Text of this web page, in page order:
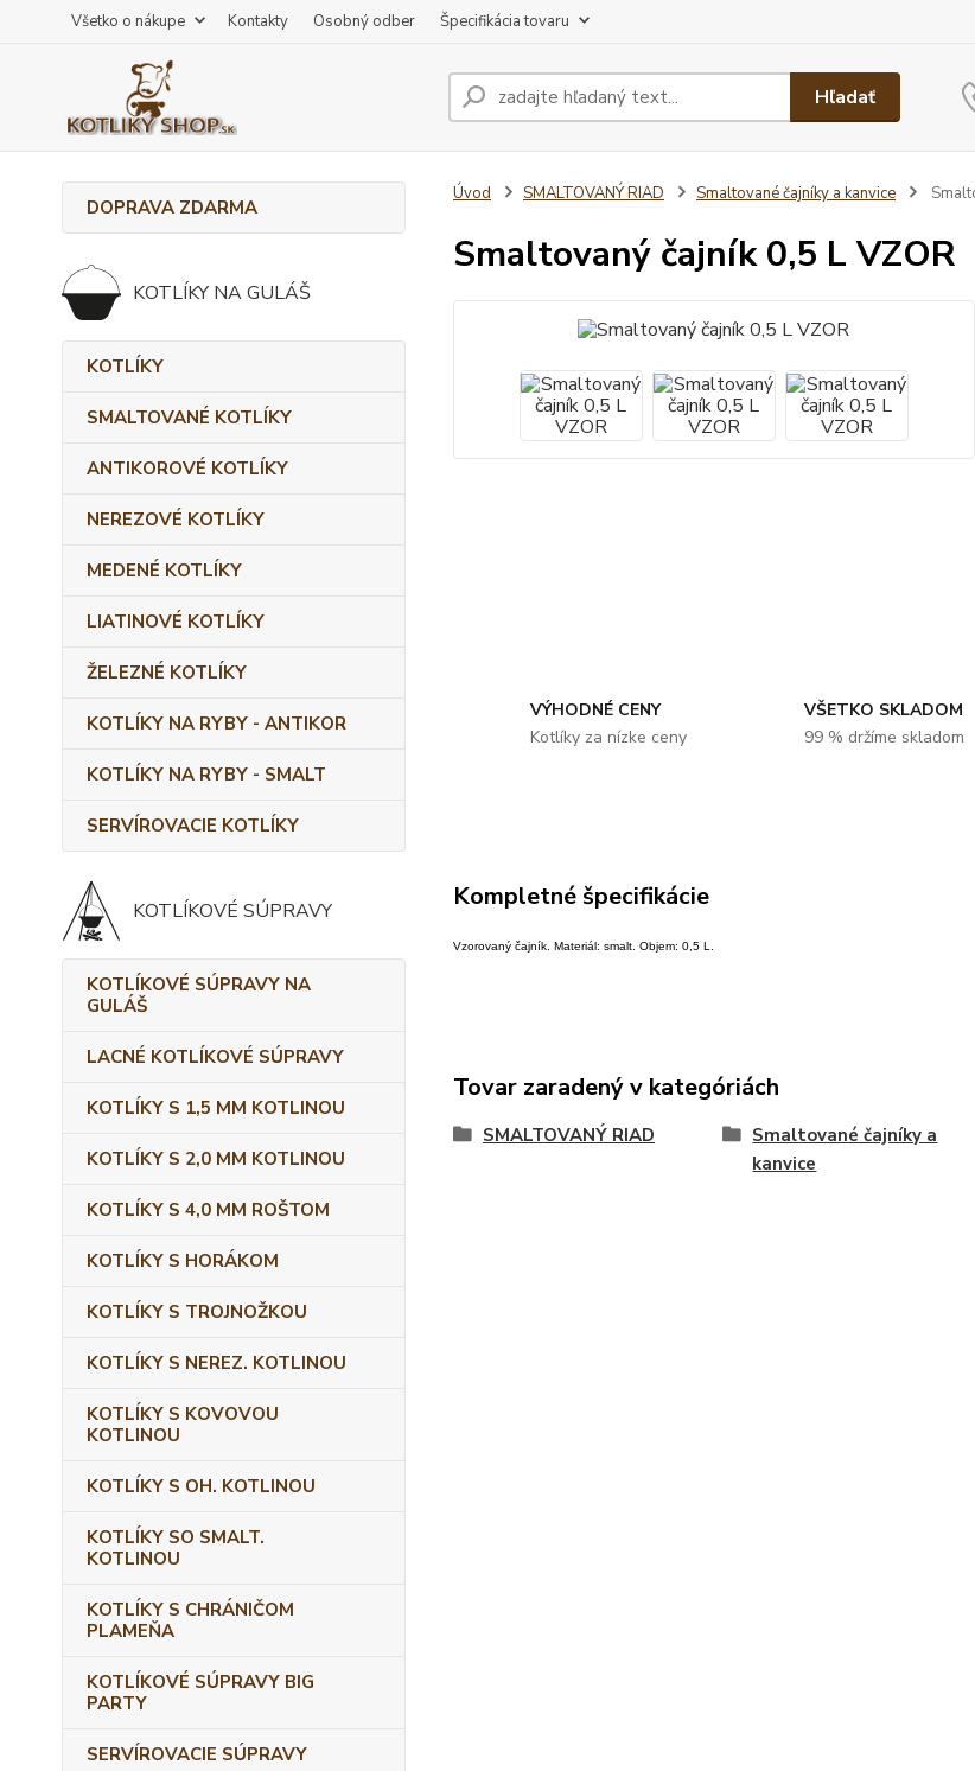
Všetko o nákupe Kontakty Osobný odber Špecifikácia tovaru
Hľadať
DOPRAVA ZDARMA
KOTLÍKY NA GULÁŠ
KOTLÍKY
SMALTOVANÉ KOTLÍKY
ANTIKOROVÉ KOTLÍKY
NEREZOVÉ KOTLÍKY
MEDENÉ KOTLÍKY
LIATINOVÉ KOTLÍKY
ŽELEZNÉ KOTLÍKY
KOTLÍKY NA RYBY - ANTIKOR
KOTLÍKY NA RYBY - SMALT
SERVÍROVACIE KOTLÍKY
KOTLÍKOVÉ SÚPRAVY
KOTLÍKOVÉ SÚPRAVY NA
GULÁŠ
LACNÉ KOTLÍKOVÉ SÚPRAVY
KOTLÍKY S 1,5 MM KOTLINOU
KOTLÍKY S 2,0 MM KOTLINOU
KOTLÍKY S 4,0 MM ROŠTOM
KOTLÍKY S HORÁKOM
KOTLÍKY S TROJNOŽKOU
KOTLÍKY S NEREZ. KOTLINOU
KOTLÍKY S KOVOVOU
KOTLINOU
KOTLÍKY S OH. KOTLINOU
KOTLÍKY SO SMALT.
KOTLINOU
KOTLÍKY S CHRÁNIČOM
PLAMEŇA
KOTLÍKOVÉ SÚPRAVY BIG
PARTY
SERVÍROVACIE SÚPRAVY
Úvod SMALTOVANÝ RIAD Smaltované čajníky a kanvice
Smaltovaný čajník 0,5 L VZOR
VÝHODNÉ CENY
Kotlíky za nízke ceny
VŠETKO SKLADOM
99 % držíme skladom
Kompletné špecifikácie
Vzorovaný čajník. Materiál: smalt. Objem: 0,5 L.
Tovar zaradený v kategóriách
SMALTOVANÝ RIAD
Smaltované čajníky a
kanvice